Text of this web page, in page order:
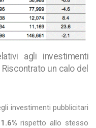
agli investimenti
un calo del
investimenti pubblicitari
rispetto allo stesso